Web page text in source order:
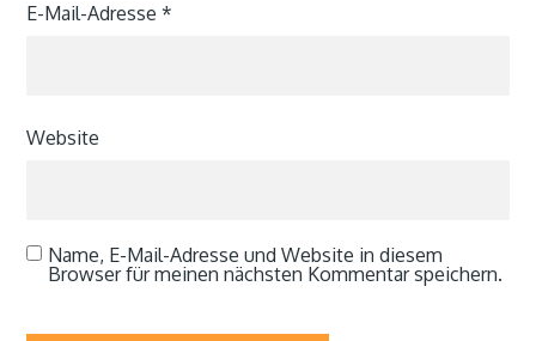
E-Mail-Adresse*
Website
Name, E-Mail-Adresse und Website in diesem
Browser für meinen nächsten Kommentar speichern.